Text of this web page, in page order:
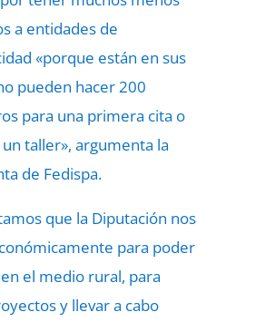
a entidades de
«porque están en sus
pueden hacer 200
para una primera cita o
taller», argumenta la
de Fedispa.
que la Diputación nos
para poder
el medio rural, para
y llevar a cabo